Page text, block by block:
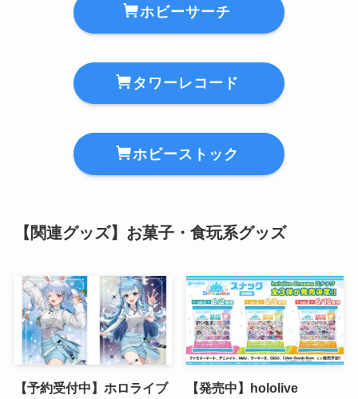
ホビーサーチ
タワーレコード
ホビーストック
【関連グッズ】お菓子・食玩系グッズ
【予約受付中】ホロライブ
【発売中】hololive